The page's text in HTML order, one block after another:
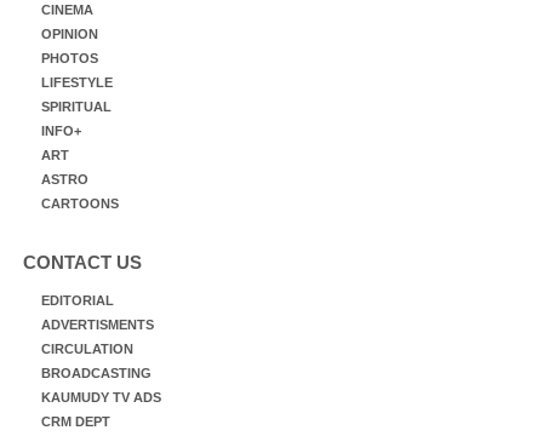
CINEMA
OPINION
PHOTOS
LIFESTYLE
SPIRITUAL
INFO+
ART
ASTRO
CARTOONS
CONTACT US
EDITORIAL
ADVERTISMENTS
CIRCULATION
BROADCASTING
KAUMUDY TV ADS
CRM DEPT